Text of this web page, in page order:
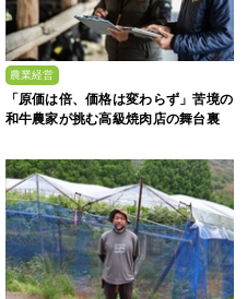
農業経営
「原価は倍、価格は変わらず」苦境の
和牛農家が挑む高級焼肉店の舞台裏